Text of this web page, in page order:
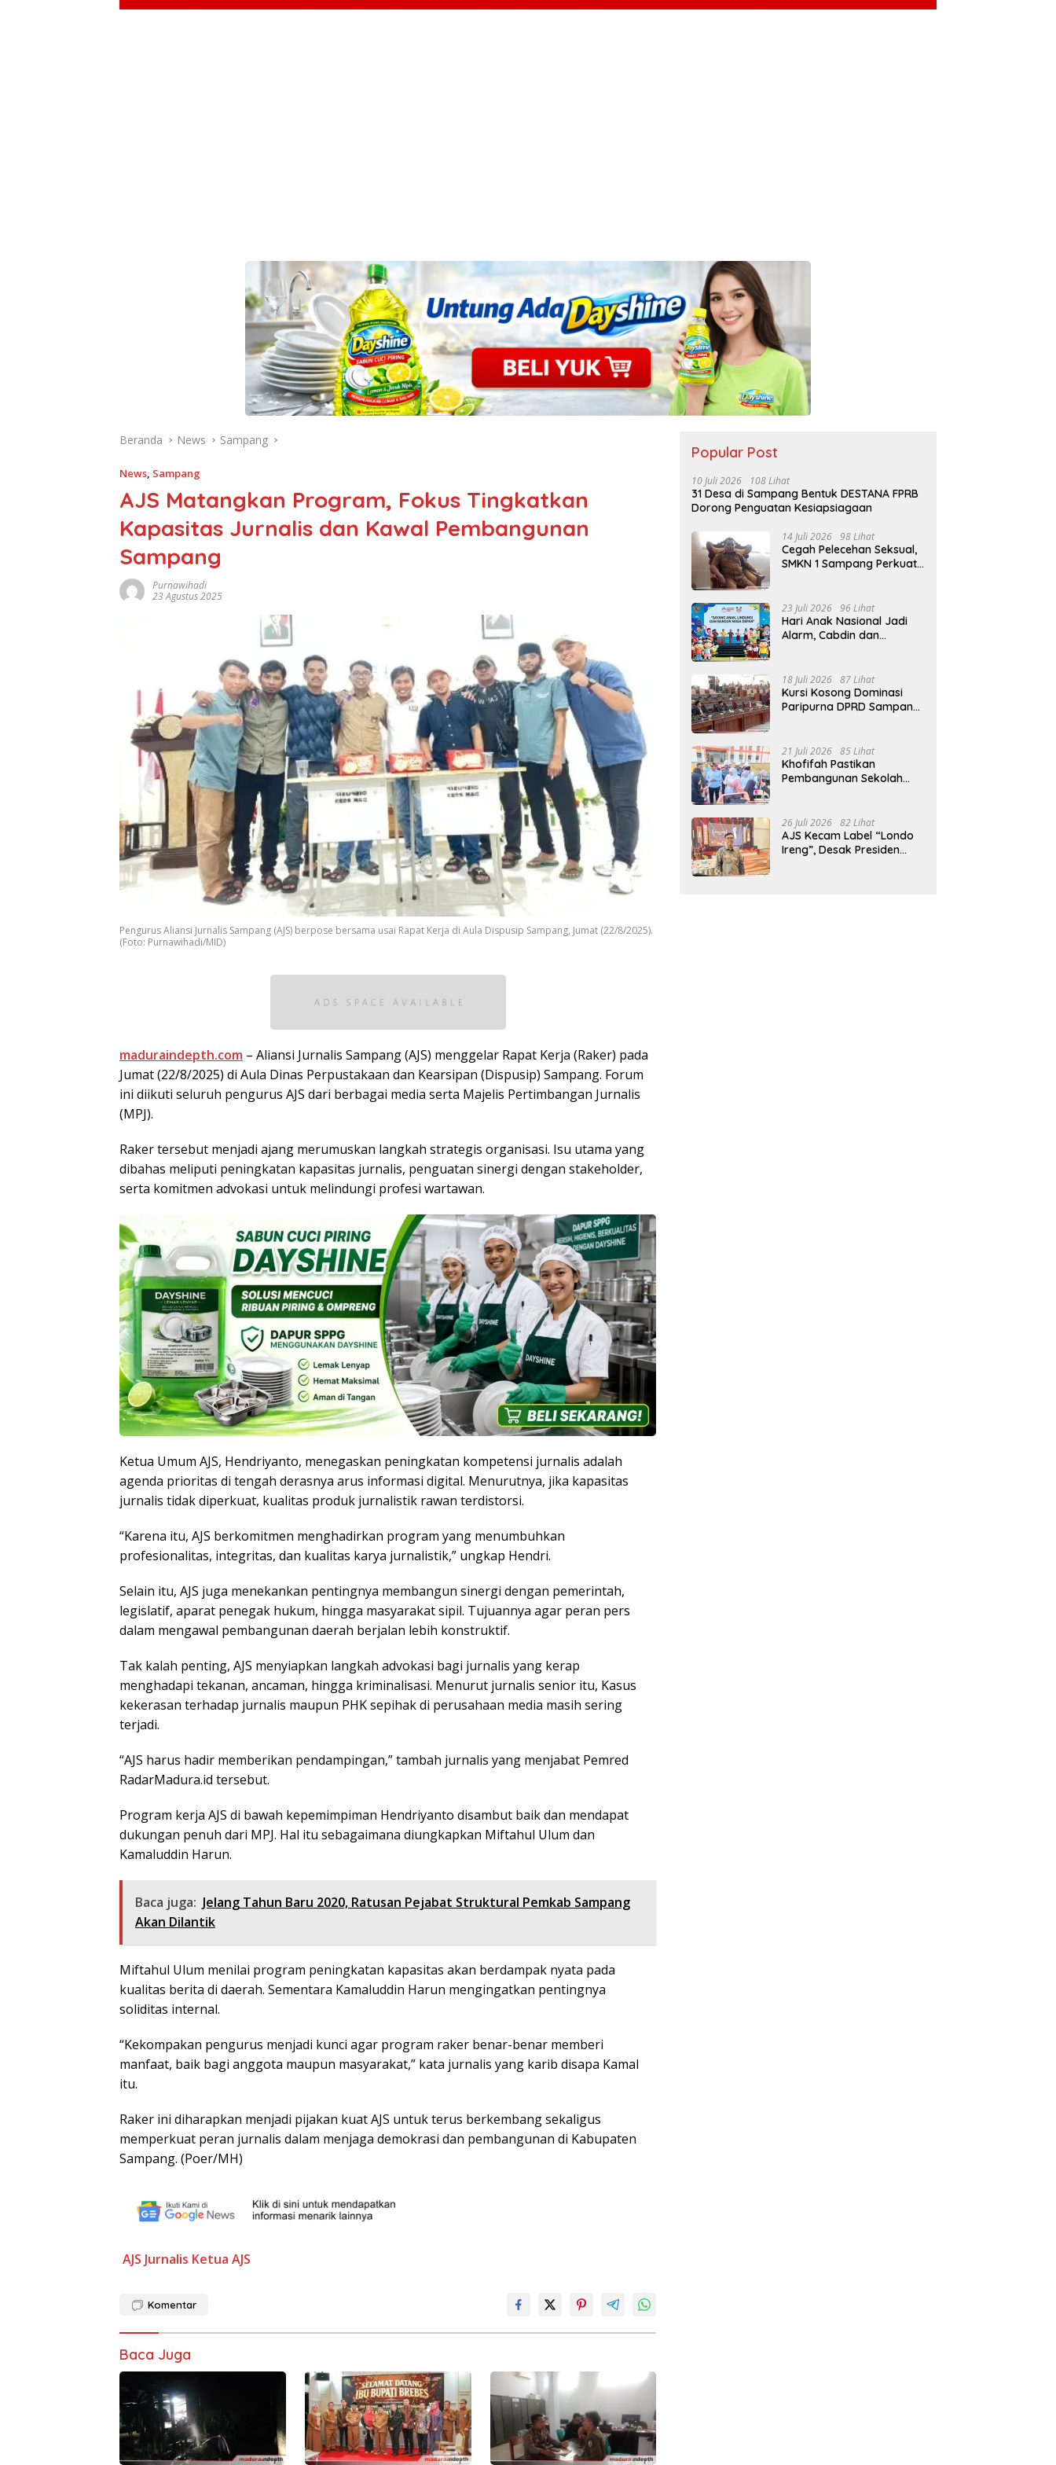
Beranda News Sampang
News, Sampang
AJS Matangkan Program, Fokus Tingkatkan
Kapasitas Jurnalis dan Kawal Pembangunan
Sampang
Purnawihadi
23 Agustus 2025
Pengurus Aliansi Jurnalis Sampang (AJS) berpose bersama usai Rapat Kerja di Aula Dispusip Sampang, Jumat (22/8/2025).
(Foto: Purnawihadi/MID)
maduraindepth.com – Aliansi Jurnalis Sampang (AJS) menggelar Rapat Kerja (Raker) pada
Jumat (22/8/2025) di Aula Dinas Perpustakaan dan Kearsipan (Dispusip) Sampang. Forum
ini diikuti seluruh pengurus AJS dari berbagai media serta Majelis Pertimbangan Jurnalis
(MPJ).
Raker tersebut menjadi ajang merumuskan langkah strategis organisasi. Isu utama yang
dibahas meliputi peningkatan kapasitas jurnalis, penguatan sinergi dengan stakeholder,
serta komitmen advokasi untuk melindungi profesi wartawan.
Ketua Umum AJS, Hendriyanto, menegaskan peningkatan kompetensi jurnalis adalah
agenda prioritas di tengah derasnya arus informasi digital. Menurutnya, jika kapasitas
jurnalis tidak diperkuat, kualitas produk jurnalistik rawan terdistorsi.
“Karena itu, AJS berkomitmen menghadirkan program yang menumbuhkan
profesionalitas, integritas, dan kualitas karya jurnalistik,” ungkap Hendri.
Selain itu, AJS juga menekankan pentingnya membangun sinergi dengan pemerintah,
legislatif, aparat penegak hukum, hingga masyarakat sipil. Tujuannya agar peran pers
dalam mengawal pembangunan daerah berjalan lebih konstruktif.
Tak kalah penting, AJS menyiapkan langkah advokasi bagi jurnalis yang kerap
menghadapi tekanan, ancaman, hingga kriminalisasi. Menurut jurnalis senior itu, Kasus
kekerasan terhadap jurnalis maupun PHK sepihak di perusahaan media masih sering
terjadi.
“AJS harus hadir memberikan pendampingan,” tambah jurnalis yang menjabat Pemred
RadarMadura.id tersebut.
Program kerja AJS di bawah kepemimpiman Hendriyanto disambut baik dan mendapat
dukungan penuh dari MPJ. Hal itu sebagaimana diungkapkan Miftahul Ulum dan
Kamaluddin Harun.
Baca juga: Jelang Tahun Baru 2020, Ratusan Pejabat Struktural Pemkab Sampang
Akan Dilantik
Miftahul Ulum menilai program peningkatan kapasitas akan berdampak nyata pada
kualitas berita di daerah. Sementara Kamaluddin Harun mengingatkan pentingnya
soliditas internal.
“Kekompakan pengurus menjadi kunci agar program raker benar-benar memberi
manfaat, baik bagi anggota maupun masyarakat,” kata jurnalis yang karib disapa Kamal
itu.
Raker ini diharapkan menjadi pijakan kuat AJS untuk terus berkembang sekaligus
memperkuat peran jurnalis dalam menjaga demokrasi dan pembangunan di Kabupaten
Sampang. (Poer/MH)
AJS Jurnalis Ketua AJS
Komentar
Baca Juga
Popular Post
10 Juli 2026 108 Lihat
31 Desa di Sampang Bentuk DESTANA FPRB
Dorong Penguatan Kesiapsiagaan
14 Juli 2026 98 Lihat
Cegah Pelecehan Seksual,
SMKN 1 Sampang Perkuat
23 Juli 2026 96 Lihat
Hari Anak Nasional Jadi
Alarm, Cabdin dan
Kekerasan Seksual Anak
18 Juli 2026 87 Lihat
Kursi Kosong Dominasi
Paripurna DPRD Sampang,
21 Juli 2026 85 Lihat
Khofifah Pastikan
Pembangunan Sekolah
Indonesia Emas
26 Juli 2026 82 Lihat
AJS Kecam Label “Londo
Ireng”, Desak Presiden